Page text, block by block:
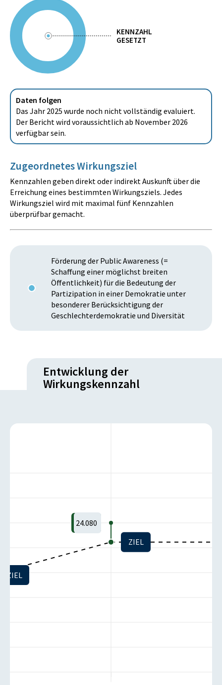
KENNZAHL
GESETZT
Daten folgen
Das Jahr 2025 wurde noch nicht vollständig evaluiert.
Der Bericht wird voraussichtlich ab November 2026
verfügbar sein.
Zugeordnetes Wirkungsziel
Kennzahlen geben direkt oder indirekt Auskunft über die
Erreichung eines bestimmten Wirkungsziels. Jedes
Wirkungsziel wird mit maximal fünf Kennzahlen
überprüfbar gemacht.
Förderung der Public Awareness (=
Schaffung einer möglichst breiten
Öffentlichkeit) für die Bedeutung der
Partizipation in einer Demokratie unter
besonderer Berücksichtigung der
Geschlechterdemokratie und Diversität
Entwicklung der
Wirkungskennzahl
ZIEL
24.080
ZIEL